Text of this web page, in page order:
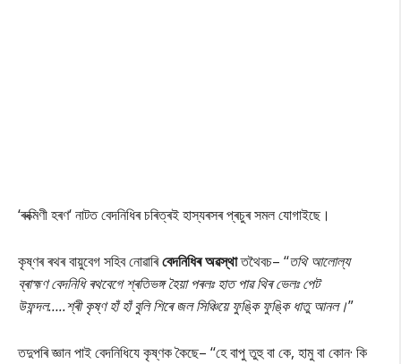
‘ৰুক্মিণী হৰণ‘ নাটত বেদনিধিৰ চৰিত্ৰই হাস্যৰসৰ প্ৰচুৰ সমল যোগাইছে।
কৃষ্ণৰ ৰথৰ বায়ুবেগ সহিব নোৱাৰিবেদনিধিৰ অৱস্থাতথৈবচ– ‘‘তথি আলোল্য
ব্ৰাহ্মণ বেদনিধি ৰথবেগে শ্ৰতিভঙ্গ হৈয়া পৰলঃ হাত পাৱ থিৰ ভেলঃ পেট
উফন্দল…..শ্ৰী কৃষ্ণ হাঁ হাঁ বুলি শিৰে জল সিঞ্চিয়ে ফুঙ্কি ফুঙ্কি ধাতু আনল।”
তদুপৰি জ্ঞান পাই বেদনিধিযে কৃষ্ণক কৈছে– ‘‘হে বাপু তুহু বা কে, হামু বা কোন· কি